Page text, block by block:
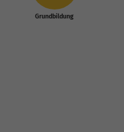
Grundbildung